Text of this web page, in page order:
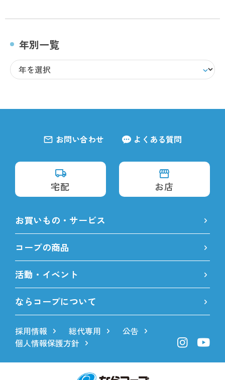
年別一覧
お問い合わせ よくある質問
宅配 お店
お買いもの・サービス
コープの商品
活動・イベント
ならコープについて
採用情報 総代専用
公告
個人情報保護方針